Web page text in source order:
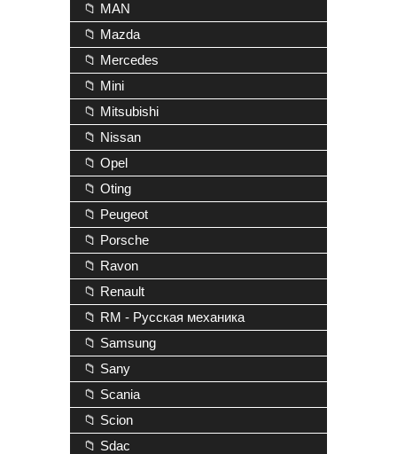
📁 MAN
📁 Mazda
📁 Mercedes
📁 Mini
📁 Mitsubishi
📁 Nissan
📁 Opel
📁 Oting
📁 Peugeot
📁 Porsche
📁 Ravon
📁 Renault
📁 RM - Русская механика
📁 Samsung
📁 Sany
📁 Scania
📁 Scion
📁 Sdac